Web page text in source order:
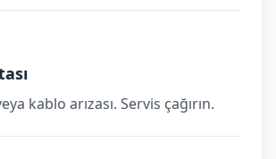
kablo arızası. Servis çağırın.